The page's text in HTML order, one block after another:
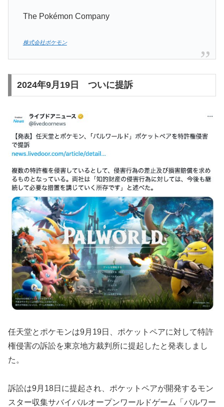
The Pokémon Company
株式会社ポケモン
2024年9月19日 ついに提訴
任天堂とポケモンは9月19日、ポケットペアに対して特許
権侵害の訴訟を東京地方裁判所に提起したと発表しまし
た。
訴訟は9月18日に提起され、ポケットペアが開発するモン
スター収集サバイバルオープンワールドゲーム「パルワー